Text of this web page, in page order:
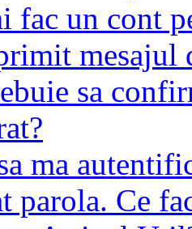
fac un cont
mesajul
sa
ma
parola. Ce